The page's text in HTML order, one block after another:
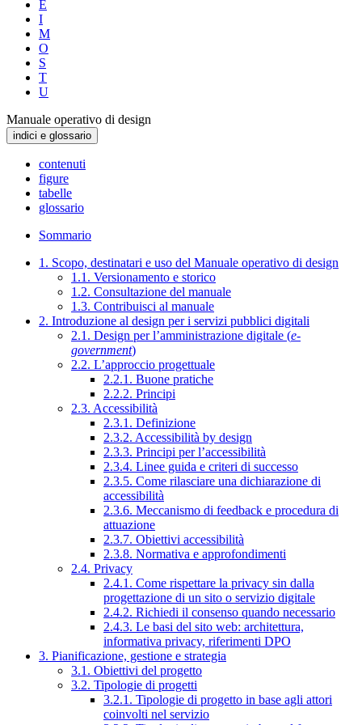
E
I
M
O
S
T
U
Manuale operativo di design
indici e glossario
contenuti
figure
tabelle
glossario
Sommario
1. Scopo, destinatari e uso del Manuale operativo di design
1.1. Versionamento e storico
1.2. Consultazione del manuale
1.3. Contribuisci al manuale
2. Introduzione al design per i servizi pubblici digitali
2.1. Design per l’amministrazione digitale (e-
government)
2.2. L’approccio progettuale
2.2.1. Buone pratiche
2.2.2. Principi
2.3. Accessibilità
2.3.1. Definizione
2.3.2. Accessibilità by design
2.3.3. Principi per l’accessibilità
2.3.4. Linee guida e criteri di successo
2.3.5. Come rilasciare una dichiarazione di
accessibilità
2.3.6. Meccanismo di feedback e procedura di
attuazione
2.3.7. Obiettivi accessibilità
2.3.8. Normativa e approfondimenti
2.4. Privacy
2.4.1. Come rispettare la privacy sin dalla
progettazione di un sito o servizio digitale
2.4.2. Richiedi il consenso quando necessario
2.4.3. Le basi del sito web: architettura,
informativa privacy, riferimenti DPO
3. Pianificazione, gestione e strategia
3.1. Obiettivi del progetto
3.2. Tipologie di progetti
3.2.1. Tipologie di progetto in base agli attori
coinvolti nel servizio